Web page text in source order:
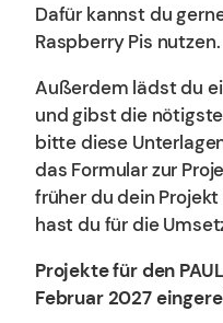
Dafür kannst du
Raspberry Pis nutzen.
Außerdem lädst du
und gibst die
bitte diese
das Formular zur
früher du dein
hast du für die
Projekte für den
Februar 2027